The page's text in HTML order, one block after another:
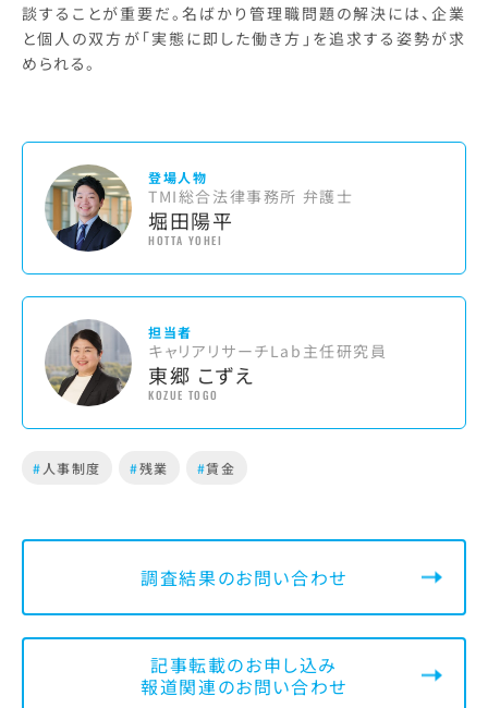
談することが重要だ。名ばかり管理職問題の解決には、企業
と個人の双方が「実態に即した働き方」を追求する姿勢が求
められる。
登場人物
TMI総合法律事務所 弁護士
堀田陽平
HOTTA YOHEI
担当者
キャリアリサーチLab主任研究員
東郷 こずえ
KOZUE TOGO
# 人事制度 #残業 #賃金
調査結果のお問い合わせ
記事転載のお申し込み
報道関連のお問い合わせ